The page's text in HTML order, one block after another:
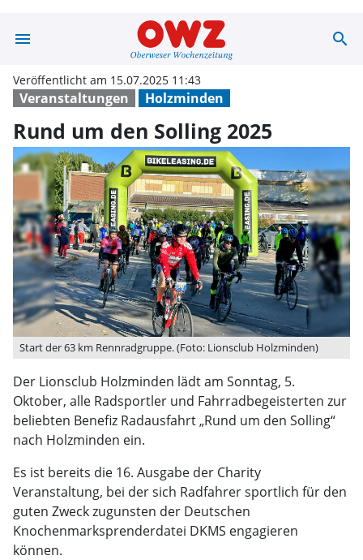
menu Rund um den search
Veranstaltungen Holzminden
Veröffentlicht am 15.07.2025 11:43
Rund um den Solling 2025
Start der 63 km Rennradgruppe. (Foto: Lionsclub Holzminden)
Der Lionsclub Holzminden lädt am Sonntag, 5.
Oktober, alle Radsportler und Fahrradbegeisterten zur
beliebten Benefiz Radausfahrt „Rund um den Solling“
nach Holzminden ein.
Es ist bereits die 16. Ausgabe der Charity
Veranstaltung, bei der sich Radfahrer sportlich für den
guten Zweck zugunsten der Deutschen
Knochenmarksprenderdatei DKMS engagieren
können.